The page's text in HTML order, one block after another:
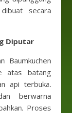
secara
Diputar
Baumkuchen
atas batang
api terbuka.
berwarna
Proses